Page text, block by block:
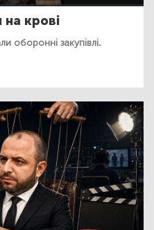
на крові
оборонні закупівлі.